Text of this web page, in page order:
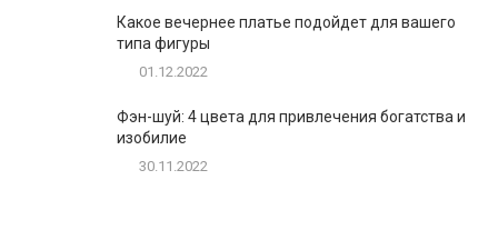
Какое вечернее платье подойдет для вашего
типа фигуры
01.12.2022
Фэн-шуй: 4 цвета для привлечения богатства и
изобилие
30.11.2022